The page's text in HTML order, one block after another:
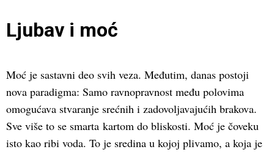
Ljubav i moć
Moć je sastavni deo svih veza. Međutim, danas postoji
nova paradigma: Samo ravnopravnost među polovima
omogućava stvaranje srećnih i zadovoljavajućih brakova.
Sve više to se smarta kartom do bliskosti. Moć je čoveku
isto kao ribi voda. To je sredina u kojoj plivamo, a koja je